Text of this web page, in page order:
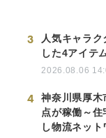
3
人気キャラ
した4アイテ
2026.08.06
4
神奈川県厚木
点が稼働～
し物流ネッ